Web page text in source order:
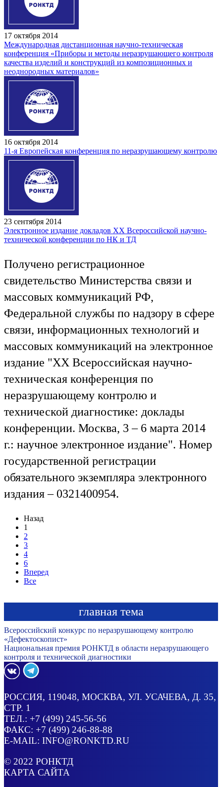
17 октября 2014
Международная дистанционная научно-техническая
конференция «Приборы и методы неразрушающего контроля
качества изделий и конструкций из композиционных и
неоднородных материалов»
16 октября 2014
11-я Европейская конференция по неразрушающему контролю
23 сентября 2014
Электронное издание докладов XX Всероссийской научно-
технической конференции по НК и ТД
Получено регистрационное
свидетельство Министерства связи и
массовых коммуникаций РФ,
Федеральной службы по надзору в сфере
связи, информационных технологий и
массовых коммуникаций на электронное
издание "XX Всероссийская научно-
техническая конференция по
неразрушающему контролю и
технической диагностике: доклады
конференции. Москва, 3 – 6 марта 2014
г.: научное электронное издание". Номер
государственной регистрации
обязательного экземпляра электронного
издания – 0321400954.
Назад
1
2
3
4
6
Вперед
Все
главная тема
Всероссийский конкурс по неразрушающему контролю
«Дефектоскопист»
Национальная премия РОНКТД в области неразрушающего
контроля и технической диагностики
РОССИЯ, 119048, МОСКВА, УЛ. УСАЧЕВА, Д. 35,
СТР. 1
ТЕЛ.: +7 (499) 245-56-56
ФАКС: +7 (499) 246-88-88
E-MAIL: INFO@RONKTD.RU
© 2022 РОНКТД
КАРТА САЙТА